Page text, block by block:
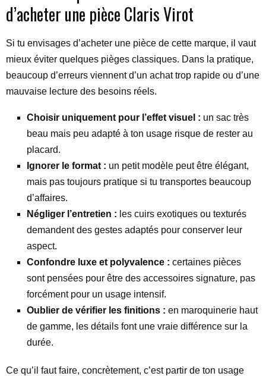
d’acheter une pièce Claris Virot
Si tu envisages d’acheter une pièce de cette marque, il vaut
mieux éviter quelques pièges classiques. Dans la pratique,
beaucoup d’erreurs viennent d’un achat trop rapide ou d’une
mauvaise lecture des besoins réels.
Choisir uniquement pour l’effet visuel : un sac très
beau mais peu adapté à ton usage risque de rester au
placard.
Ignorer le format : un petit modèle peut être élégant,
mais pas toujours pratique si tu transportes beaucoup
d’affaires.
Négliger l’entretien : les cuirs exotiques ou texturés
demandent des gestes adaptés pour conserver leur
aspect.
Confondre luxe et polyvalence : certaines pièces
sont pensées pour être des accessoires signature, pas
forcément pour un usage intensif.
Oublier de vérifier les finitions : en maroquinerie haut
de gamme, les détails font une vraie différence sur la
durée.
Ce qu’il faut faire, concrètement, c’est partir de ton usage